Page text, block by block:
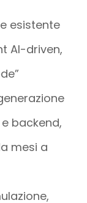
esistente
AI-driven,
e backend,
mesi a
,